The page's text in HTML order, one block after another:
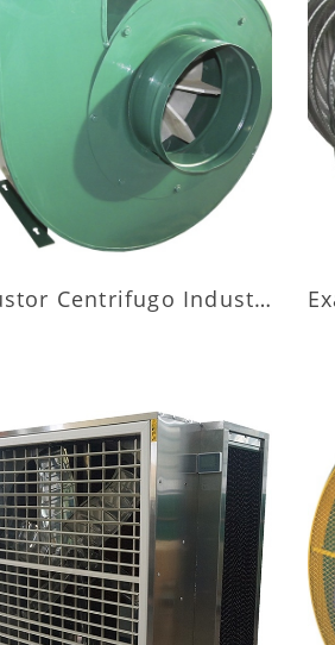
MAIS INFORMAÇÕES
Exaustor Centrifugo Industrial
MAIS INFORMAÇÕES